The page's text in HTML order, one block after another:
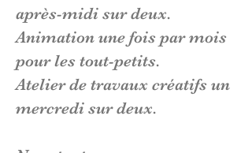
après-midi sur deux.
Animation une fois par mois
pour les tout-petits.
Atelier de travaux créatifs un
mercredi sur deux.